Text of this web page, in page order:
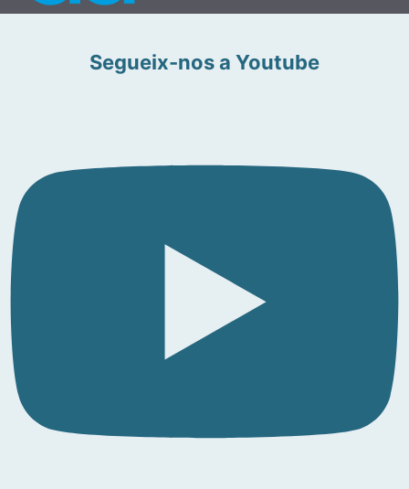
Segueix-nos a Youtube